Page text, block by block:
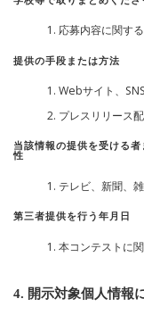
応募内容に関す
提供の手段または方法
Webサイト、
プレスリリース
当該情報の提供を受ける
性
テレビ、新聞、
第三者提供を行う年月日
本コンテストに
4. 開示対象個人情報